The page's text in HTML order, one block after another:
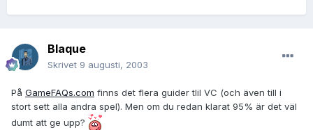
Blaque
Skrivet 9 augusti, 2003
På GameFAQs.com finns det flera guider tlil VC (och även till i
stort sett alla andra spel). Men om du redan klarat 95% är det väl
dumt att ge upp?